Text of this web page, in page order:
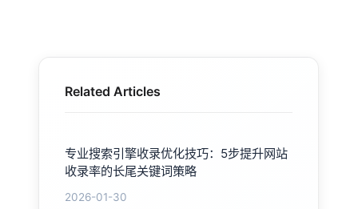
Related Articles
专业搜索引擎收录优化技巧：5步提升网站
收录率的长尾关键词策略
2026-01-30